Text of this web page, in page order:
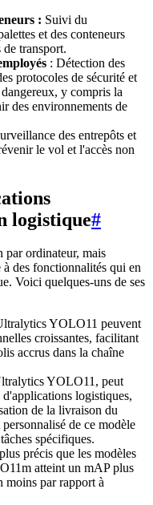
: Suivi du
et des conteneurs
de transport.
: Détection des
protocoles de sécurité et
y compris la
des environnements de
des entrepôts et
le vol et l'accès non
logistique#
par ordinateur, mais
des fonctionnalités qui en
Voici quelques-uns de ses
YOLO11 peuvent
croissantes, facilitant
accrus dans la chaîne
YOLO11, peut
logistiques,
de la livraison du
de ce modèle
spécifiques.
précis que les modèles
atteint un mAP plus
moins par rapport à